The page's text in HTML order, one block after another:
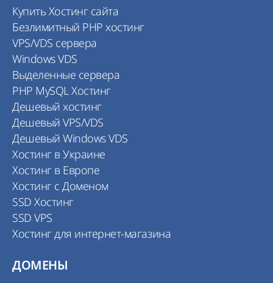
Купить Хостинг сайта
Безлимитный PHP хостинг
VPS/VDS сервера
Windows VDS
Выделенные сервера
PHP MySQL Хостинг
Дешевый хостинг
Дешевый VPS/VDS
Дешевый Windows VDS
Хостинг в Украине
Хостинг в Европе
Хостинг с Доменом
SSD Хостинг
SSD VPS
Хостинг для интернет-магазина
ДОМЕНЫ